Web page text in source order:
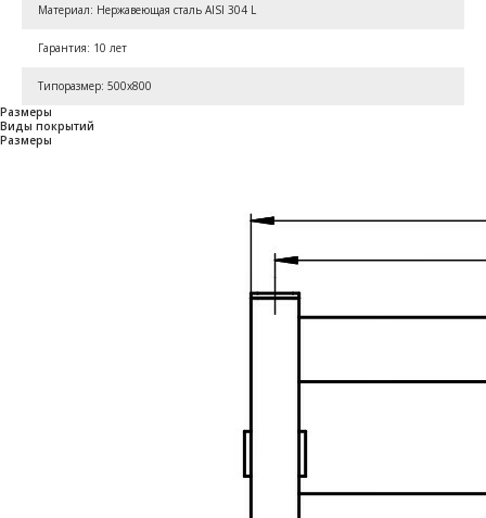
Материал: Нержавеющая сталь AISI 304 L
Гарантия: 10 лет
Типоразмер: 500x800
Размеры
Виды покрытий
Размеры